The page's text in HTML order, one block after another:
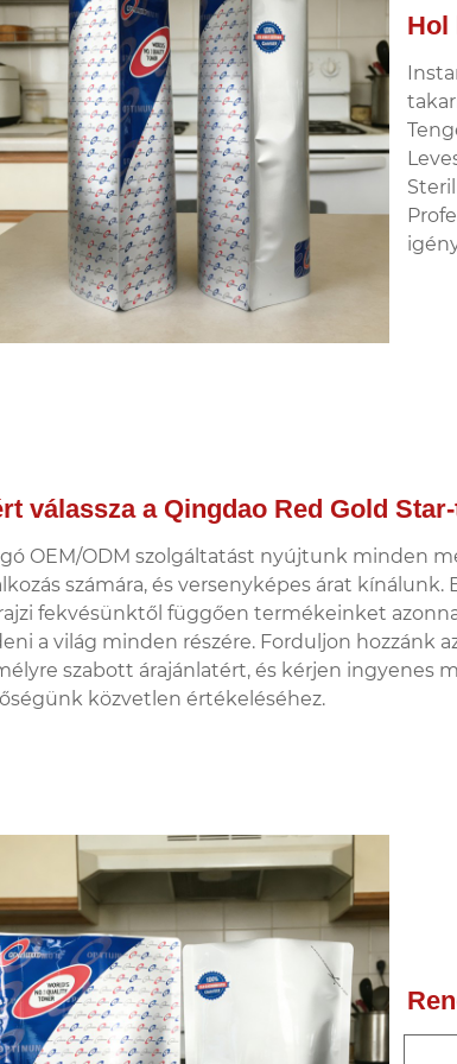
Hol
válassza a Qingdao Red Gold
OEM/ODM szolgáltatást nyújtunk minden
számára, és versenyképes árat kínálunk.
fekvésünktől függően termékeinket
a világ minden részére. Forduljon hozzánk
szabott árajánlatért, és kérjen ingyenes
közvetlen értékeléséhez.